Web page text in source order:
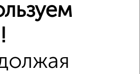
рядом
недалеко от к440